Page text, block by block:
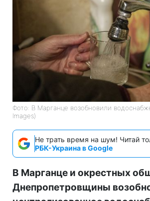
Фото: В Марганце возобновили
Images)
Не трать время на шум! Читай
РБК-Украина в Google
В Марганце и окрестных
Днепропетровщины